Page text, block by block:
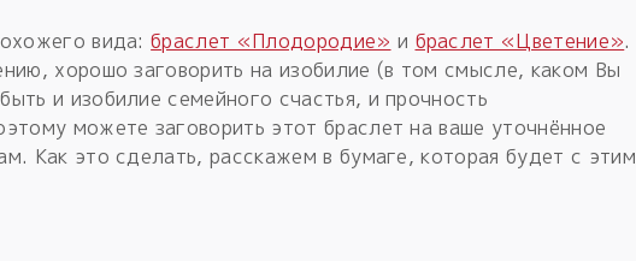
вида:браслет «Плодородие» и браслет «Цветение».
хорошо заговорить на изобилие (в том смысле, каком Вы
и изобилие семейного счастья, и прочность
можете заговорить этот браслет на ваше уточнённое
Как это сделать, расскажем в бумаге, которая будет с этим